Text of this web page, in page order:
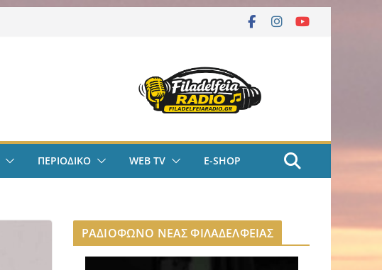
ΠΕΡΙΟΔΙΚΟ WEB TV E-SHOP
ΡΑΔΙΟΦΩΝΟ ΝΕΑΣ ΦΙΛΑΔΕΛΦΕΙΑΣ